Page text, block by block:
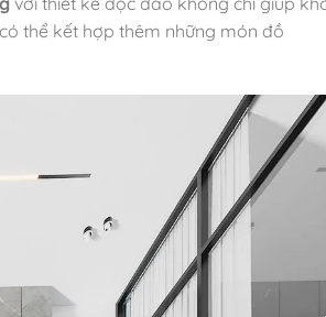
thể kết hợp thêm những món đồ